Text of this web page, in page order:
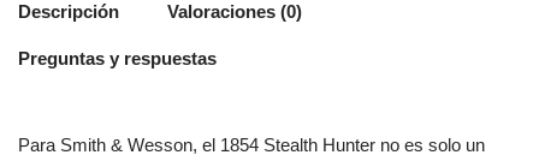
Descripción Valoraciones (0)
Preguntas y respuestas
Para Smith & Wesson, el 1854 Stealth Hunter no es solo un